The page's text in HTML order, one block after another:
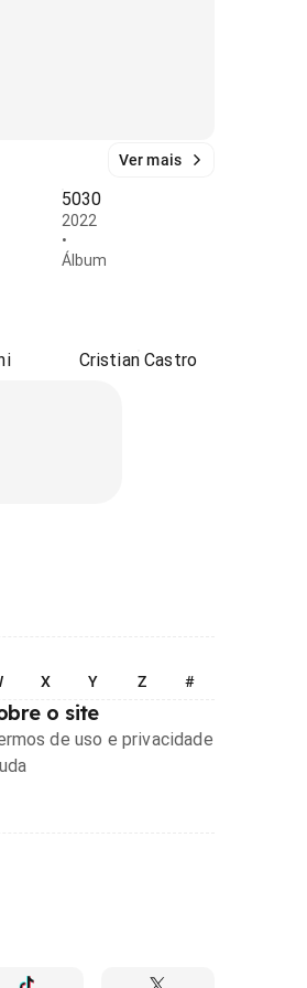
Ver mais
5030
2022
•
Álbum
Cristian Castro
X Y Z #
o site
de uso e privacidade